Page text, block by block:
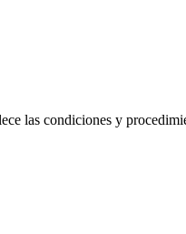
las condiciones y